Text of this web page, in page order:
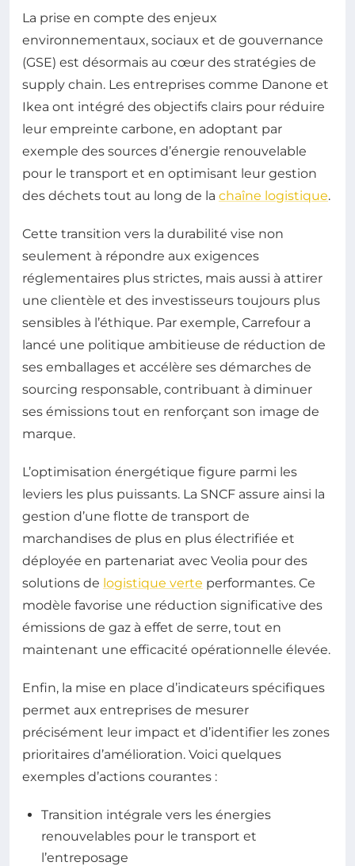
La prise en compte des enjeux
environnementaux, sociaux et de gouvernance
(GSE) est désormais au cœur des stratégies de
supply chain. Les entreprises comme Danone et
Ikea ont intégré des objectifs clairs pour réduire
leur empreinte carbone, en adoptant par
exemple des sources d’énergie renouvelable
pour le transport et en optimisant leur gestion
des déchets tout au long de la chaîne logistique.
Cette transition vers la durabilité vise non
seulement à répondre aux exigences
réglementaires plus strictes, mais aussi à attirer
une clientèle et des investisseurs toujours plus
sensibles à l’éthique. Par exemple, Carrefour a
lancé une politique ambitieuse de réduction de
ses emballages et accélère ses démarches de
sourcing responsable, contribuant à diminuer
ses émissions tout en renforçant son image de
marque.
L’optimisation énergétique figure parmi les
leviers les plus puissants. La SNCF assure ainsi la
gestion d’une flotte de transport de
marchandises de plus en plus électrifiée et
déployée en partenariat avec Veolia pour des
solutions de logistique verte performantes. Ce
modèle favorise une réduction significative des
émissions de gaz à effet de serre, tout en
maintenant une efficacité opérationnelle élevée.
Enfin, la mise en place d’indicateurs spécifiques
permet aux entreprises de mesurer
précisément leur impact et d’identifier les zones
prioritaires d’amélioration. Voici quelques
exemples d’actions courantes :
Transition intégrale vers les énergies
renouvelables pour le transport et
l’entreposage